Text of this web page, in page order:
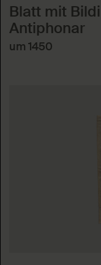
Blatt mit
Antiphonar
um 1450